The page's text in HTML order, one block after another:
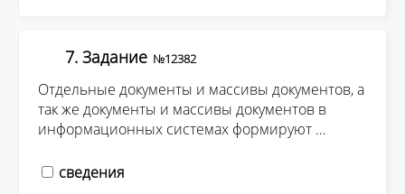
7. Задание №12382
Отдельные документы и массивы документов, а
так же документы и массивы документов в
информационных системах формируют …
сведения